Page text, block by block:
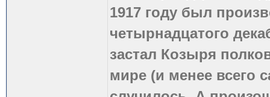
1917 году был
четырнадцатого
застал Козыря
мире (и менее всего